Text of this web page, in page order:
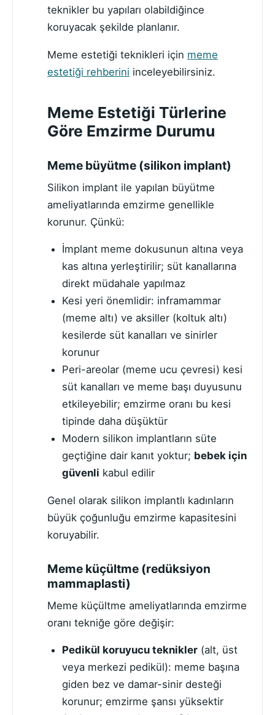
teknikler bu yapıları olabildiğince
koruyacak şekilde planlanır.
Meme estetiği teknikleri için meme
estetiği rehberini inceleyebilirsiniz.
Meme Estetiği Türlerine
Göre Emzirme Durumu
Meme büyütme (silikon implant)
Silikon implant ile yapılan büyütme
ameliyatlarında emzirme genellikle
korunur. Çünkü:
İmplant meme dokusunun altına veya
kas altına yerleştirilir; süt kanallarına
direkt müdahale yapılmaz
Kesi yeri önemlidir: inframammar
(meme altı) ve aksiller (koltuk altı)
kesilerde süt kanalları ve sinirler
korunur
Peri-areolar (meme ucu çevresi) kesi
süt kanalları ve meme başı duyusunu
etkileyebilir; emzirme oranı bu kesi
tipinde daha düşüktür
Modern silikon implantların süte
geçtiğine dair kanıt yoktur; bebek için
güvenli kabul edilir
Genel olarak silikon implantlı kadınların
büyük çoğunluğu emzirme kapasitesini
koruyabilir.
Meme küçültme (redüksiyon
mammaplasti)
Meme küçültme ameliyatlarında emzirme
oranı tekniğe göre değişir:
Pedikül koruyucu teknikler(alt, üst
veya merkezi pedikül): meme başına
giden bez ve damar-sinir desteği
korunur; emzirme şansı yüksektir